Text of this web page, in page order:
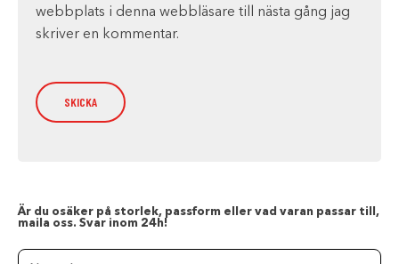
webbplats i denna webbläsare till nästa gång jag
skriver en kommentar.
Är du osäker på storlek, passform eller vad varan passar till,
maila oss. Svar inom 24h!